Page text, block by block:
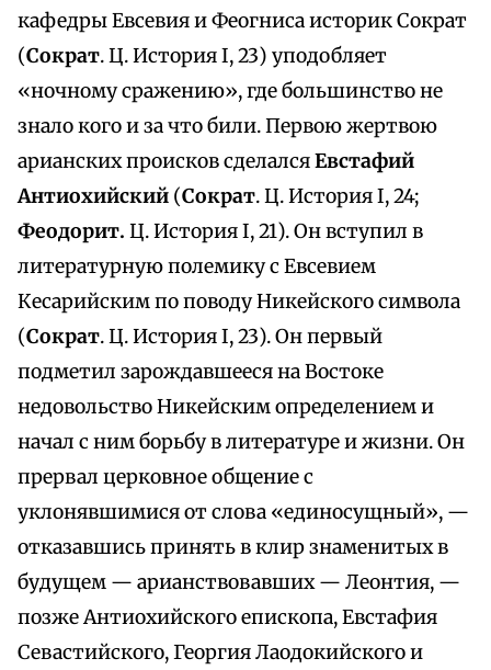
кафедры Евсевия и Феогниса историк Сократ
(Сократ. Ц. История I, 23) уподобляет
«ночному сражению», где большинство не
знало кого и за что били. Первою жертвою
арианских происков сделалсяЕвстафий
Антиохийский (Сократ. Ц. История I, 24;
Феодорит. Ц. История I, 21). Он вступил в
литературную полемику с Евсевием
Кесарийским по поводу Никейского символа
(Сократ. Ц. История I, 23). Он первый
подметил зарождавшееся на Востоке
недовольство Никейским определением и
начал с ним борьбу в литературе и жизни. Он
прервал церковное общение с
уклонявшимися от слова «единосущный», —
отказавшись принять в клир знаменитых в
будущем — арианствовавших — Леонтия, —
позже Антиохийского епископа, Евстафия
Севастийского, Георгия Лаодокийского и